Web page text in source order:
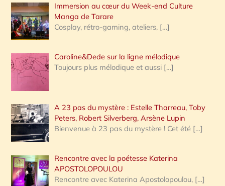
:
Immersion au cœur du Week-end Culture
Manga de Tarare
Cosplay, rétro-gaming, ateliers, […]
Caroline&Dede sur la ligne mélodique
Toujours plus mélodique et aussi […]
A 23 pas du mystère : Estelle Tharreau, Toby
Peters, Robert Silverberg, Arsène Lupin
Bienvenue à 23 pas du mystère ! Cet été […]
Rencontre avec la poétesse Katerina
APOSTOLOPOULOU
Rencontre avec Katerina Apostolopoulou, […]